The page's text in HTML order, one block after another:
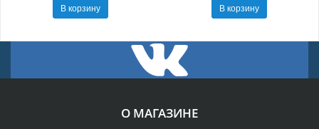
В корзину
В корзину
О МАГАЗИНЕ